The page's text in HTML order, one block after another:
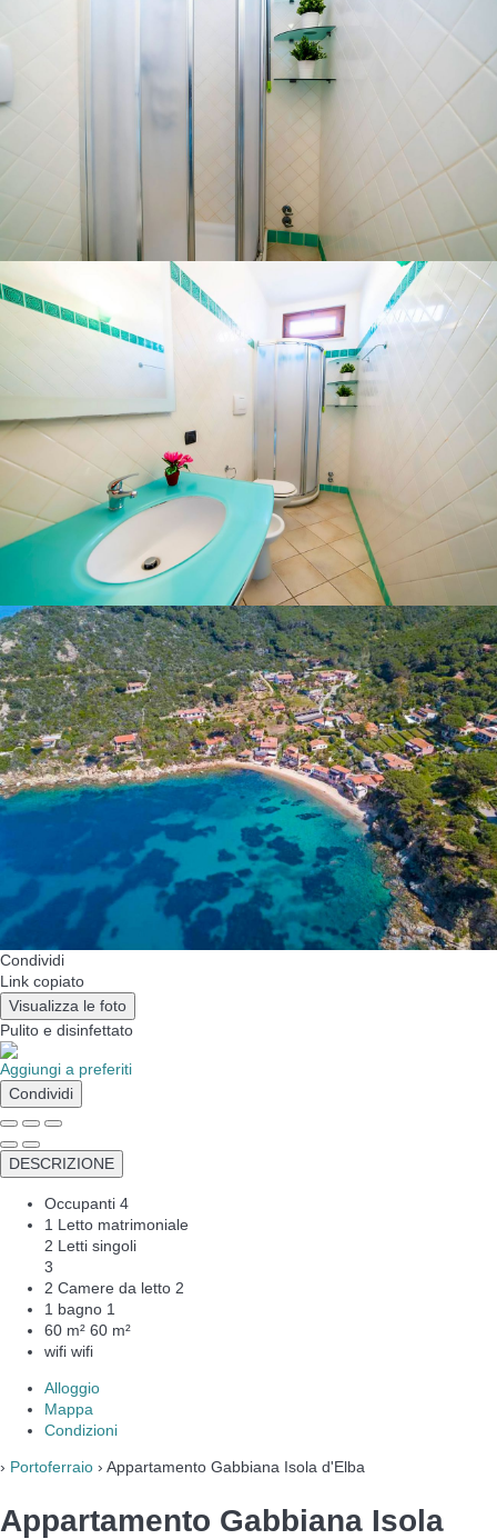
Condividi
Link copiato
Visualizza le foto
Pulito e disinfettato
Aggiungi a preferiti
Condividi
DESCRIZIONE
Occupanti 4
1 Letto matrimoniale
2 Letti singoli
3
2 Camere da letto 2
1 bagno 1
60 m² 60 m²
wifi wifi
Alloggio
Mappa
Condizioni
› Portoferraio › Appartamento Gabbiana Isola d'Elba
Appartamento Gabbiana Isola